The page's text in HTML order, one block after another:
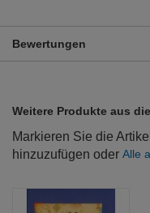
Bewertungen
Weitere Produkte aus
Markieren Sie die
hinzuzufügen oder Alle